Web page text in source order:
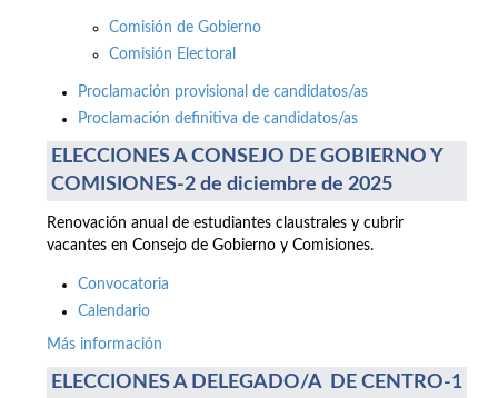
Comisión de Gobierno
Comisión Electoral
Proclamación provisional de candidatos/as
Proclamación definitiva de candidatos/as
ELECCIONES A CONSEJO DE GOBIERNO Y
COMISIONES-2 de diciembre de 2025
Renovación anual de estudiantes claustrales y cubrir
vacantes en Consejo de Gobierno y Comisiones.
Convocatoria
Calendario
Más información
ELECCIONES A DELEGADO/A DE CENTRO-1